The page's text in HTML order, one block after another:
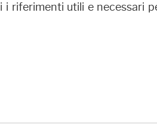
riferimenti utili e necessari